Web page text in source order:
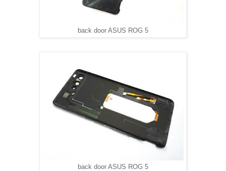
back door ASUS ROG 5
back door ASUS ROG 5